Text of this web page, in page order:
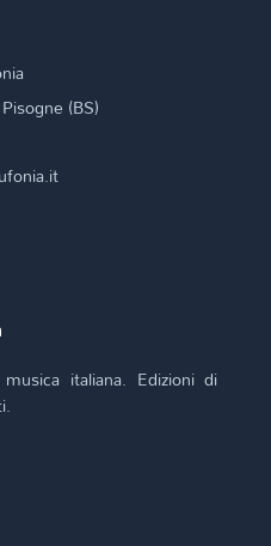
(BS)
italiana. Edizioni di